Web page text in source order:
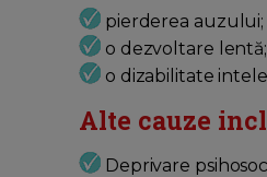
pierderea auzului;
o dezvoltare lentă;
o dizabilitate
Alte cauze
Deprivare